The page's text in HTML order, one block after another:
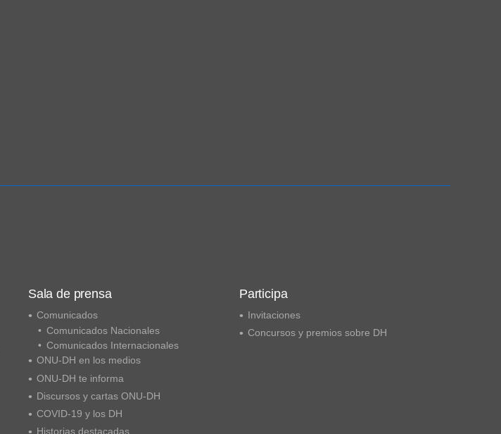
Sala de prensa
Comunicados
Comunicados Nacionales
Comunicados Internacionales
ONU-DH en los medios
ONU-DH te informa
Discursos y cartas ONU-DH
COVID-19 y los DH
Historias destacadas
Participa
Invitaciones
Concursos y premios sobre DH